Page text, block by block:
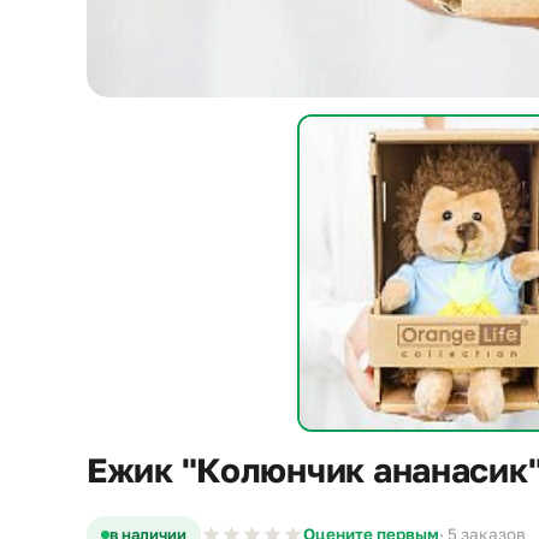
Ежик "Колюнчик
в наличии Оцените первым· 5 заказов